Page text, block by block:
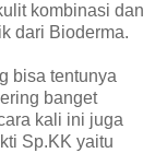
kombinasi dan
dari Bioderma.
bisa tentunya
banget
kali ini juga
Sp.KK yaitu